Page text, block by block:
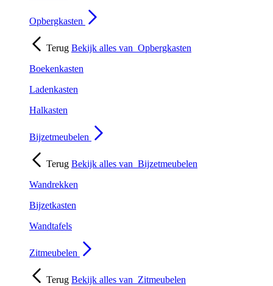
Opbergkasten
Terug Bekijk alles van Opbergkasten
Boekenkasten
Ladenkasten
Halkasten
Bijzetmeubelen
Terug Bekijk alles van Bijzetmeubelen
Wandrekken
Bijzetkasten
Wandtafels
Zitmeubelen
Terug Bekijk alles van Zitmeubelen